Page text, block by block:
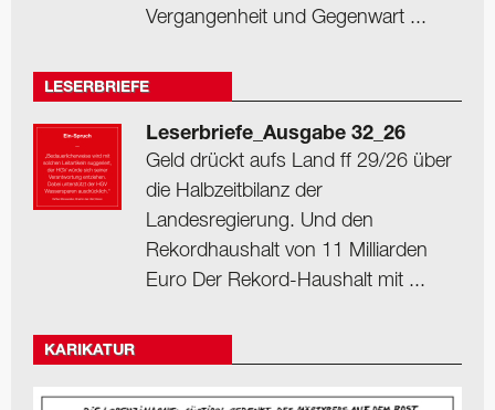
Vergangenheit und Gegenwart ...
LESERBRIEFE
Leserbriefe_Ausgabe 32_26
Geld drückt aufs Land ff 29/26 über
die Halbzeitbilanz der
Landesregierung. Und den
Rekordhaushalt von 11 Milliarden
Euro Der Rekord-Haushalt mit ...
KARIKATUR